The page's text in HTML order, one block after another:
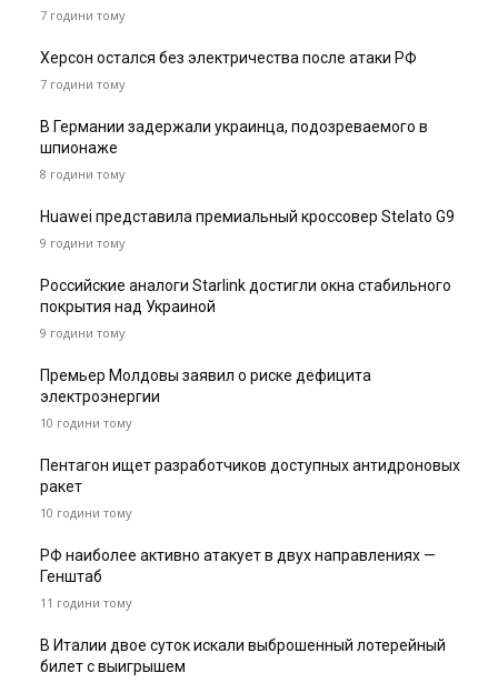
7 години тому
Херсон остался без электричества после атаки РФ
7 години тому
В Германии задержали украинца, подозреваемого в
шпионаже
8 години тому
Huawei представила премиальный кроссовер Stelato G9
9 години тому
Российские аналоги Starlink достигли окна стабильного
покрытия над Украиной
9 години тому
Премьер Молдовы заявил о риске дефицита
электроэнергии
10 години тому
Пентагон ищет разработчиков доступных антидроновых
ракет
10 години тому
РФ наиболее активно атакует в двух направлениях —
Генштаб
11 години тому
В Италии двое суток искали выброшенный лотерейный
билет с выигрышем